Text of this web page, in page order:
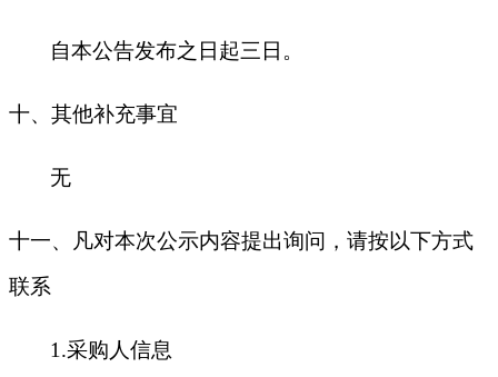
自本公告发布之日起三日。
十、其他补充事宜
无
十一、凡对本次公示内容提出询问，请按以下方式
联系
1.采购人信息